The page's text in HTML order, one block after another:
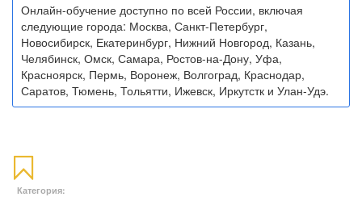
Онлайн-обучение доступно по всей России, включая
следующие города: Москва, Санкт-Петербург,
Новосибирск, Екатеринбург, Нижний Новгород, Казань,
Челябинск, Омск, Самара, Ростов-на-Дону, Уфа,
Красноярск, Пермь, Воронеж, Волгоград, Краснодар,
Саратов, Тюмень, Тольятти, Ижевск, Иркутстк и Улан-Удэ.
Категория: